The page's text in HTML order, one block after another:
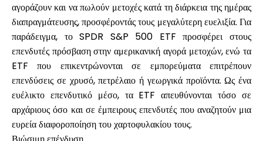
αγοράζουν και να πωλούν μετοχές κατά τη διάρκεια της ημέρας
διαπραγμάτευσης, προσφέροντάς τους μεγαλύτερη ευελιξία. Για
παράδειγμα, το SPDR S&P 500 ETF προσφέρει στους
επενδυτές πρόσβαση στην αμερικανική αγορά μετοχών, ενώ τα
ETF που επικεντρώνονται σε εμπορεύματα επιτρέπουν
επενδύσεις σε χρυσό, πετρέλαιο ή γεωργικά προϊόντα. Ως ένα
ευέλικτο επενδυτικό μέσο, τα ETF απευθύνονται τόσο σε
αρχάριους όσο και σε έμπειρους επενδυτές που αναζητούν μια
ευρεία διαφοροποίηση του χαρτοφυλακίου τους.